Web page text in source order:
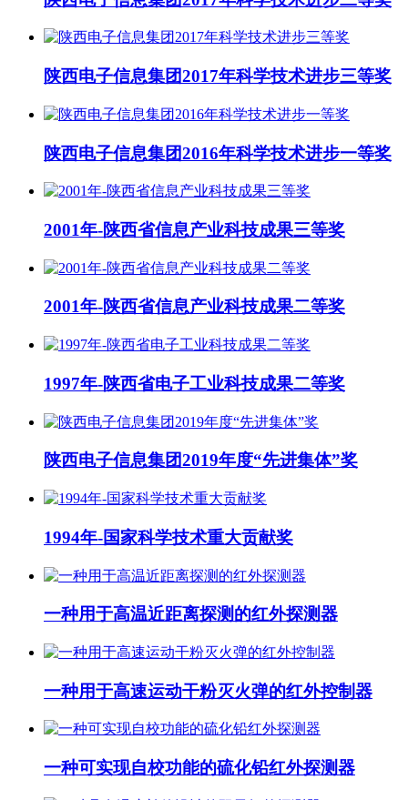
陕西电子信息集团2017年科学技术进步三等奖
陕西电子信息集团2016年科学技术进步一等奖
2001年-陕西省信息产业科技成果三等奖
2001年-陕西省信息产业科技成果二等奖
1997年-陕西省电子工业科技成果二等奖
陕西电子信息集团2019年度“先进集体”奖
1994年-国家科学技术重大贡献奖
一种用于高温近距离探测的红外探测器
一种用于高速运动干粉灭火弹的红外控制器
一种可实现自校功能的硫化铅红外探测器